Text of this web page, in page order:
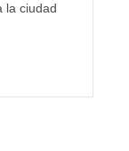
la ciudad